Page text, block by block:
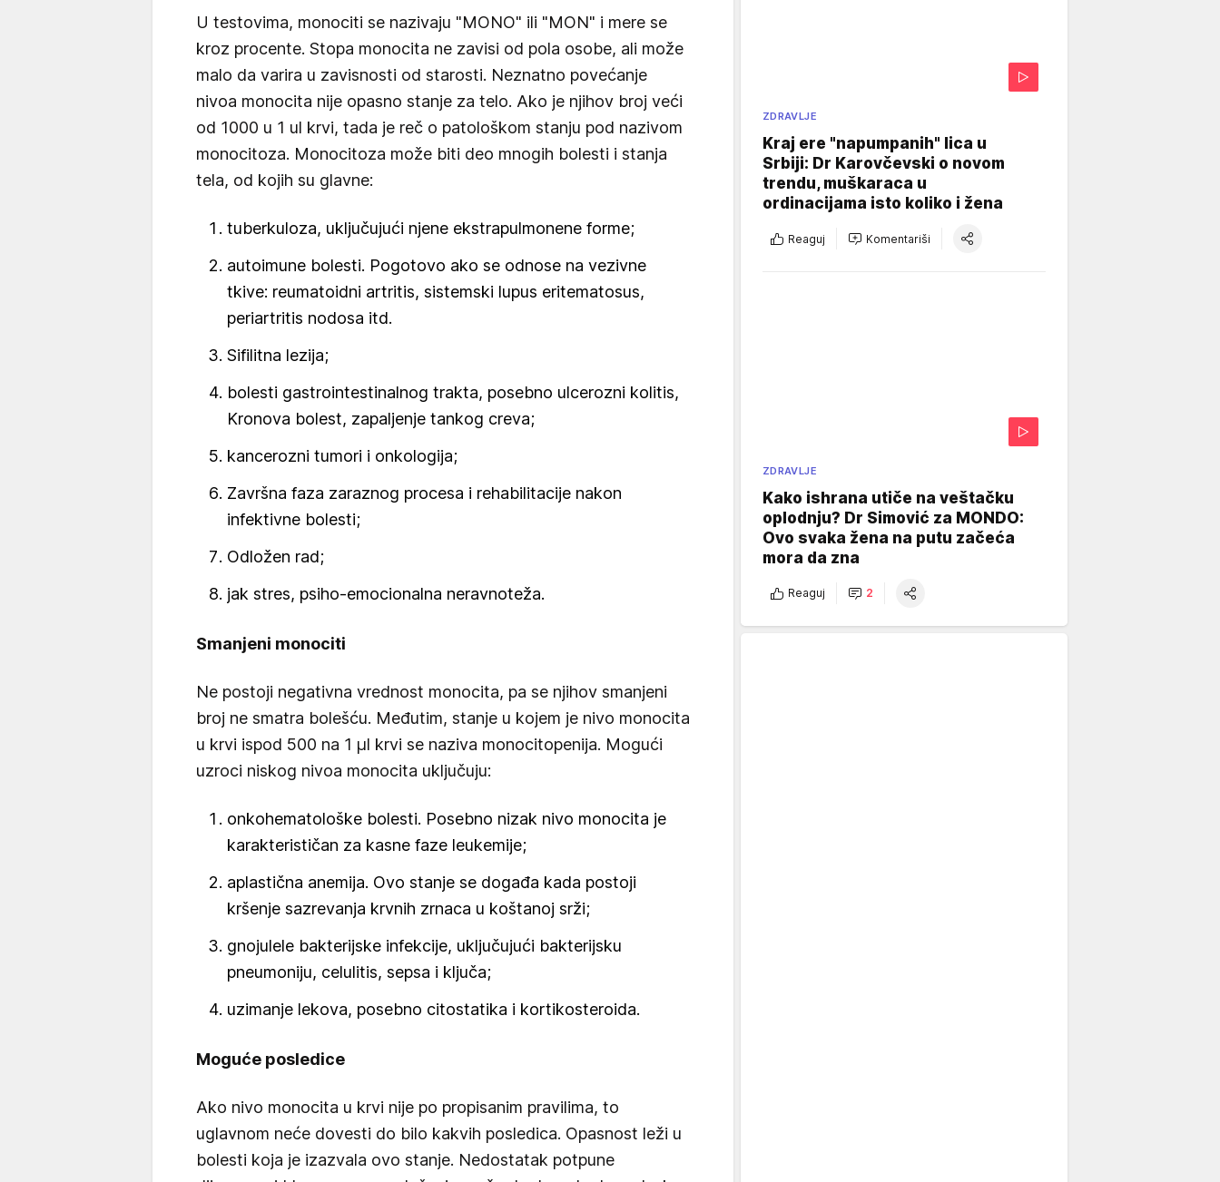
U testovima, monociti se nazivaju "MONO" ili "MON" i mere se
kroz procente. Stopa monocita ne zavisi od pola osobe, ali može
malo da varira u zavisnosti od starosti. Neznatno povećanje
nivoa monocita nije opasno stanje za telo. Ako je njihov broj veći
od 1000 u 1 ul krvi, tada je reč o patološkom stanju pod nazivom
monocitoza. Monocitoza može biti deo mnogih bolesti i stanja
tela, od kojih su glavne:
tuberkuloza, uključujući njene ekstrapulmonene forme;
autoimune bolesti. Pogotovo ako se odnose na vezivne
tkive: reumatoidni artritis, sistemski lupus eritematosus,
periartritis nodosa itd.
Sifilitna lezija;
bolesti gastrointestinalnog trakta, posebno ulcerozni kolitis,
Kronova bolest, zapaljenje tankog creva;
kancerozni tumori i onkologija;
Završna faza zaraznog procesa i rehabilitacije nakon
infektivne bolesti;
Odložen rad;
jak stres, psiho-emocionalna neravnoteža.
Smanjeni monociti
Ne postoji negativna vrednost monocita, pa se njihov smanjeni
broj ne smatra bolešću. Međutim, stanje u kojem je nivo monocita
u krvi ispod 500 na 1 μl krvi se naziva monocitopenija. Mogući
uzroci niskog nivoa monocita uključuju:
onkohematološke bolesti. Posebno nizak nivo monocita je
karakterističan za kasne faze leukemije;
aplastična anemija. Ovo stanje se događa kada postoji
kršenje sazrevanja krvnih zrnaca u koštanoj srži;
gnojulele bakterijske infekcije, uključujući bakterijsku
pneumoniju, celulitis, sepsa i ključa;
uzimanje lekova, posebno citostatika i kortikosteroida.
Moguće posledice
Ako nivo monocita u krvi nije po propisanim pravilima, to
uglavnom neće dovesti do bilo kakvih posledica. Opasnost leži u
bolesti koja je izazvala ovo stanje. Nedostatak potpune
ZDRAVLJE
Kraj ere "napumpanih" lica u
Srbiji: Dr Karovčevski o novom
trendu, muškaraca u
ordinacijama isto koliko i žena
Reaguj Komentariši
ZDRAVLJE
Kako ishrana utiče na veštačku
oplodnju? Dr Simović za MONDO:
Ovo svaka žena na putu začeća
mora da zna
Reaguj 2